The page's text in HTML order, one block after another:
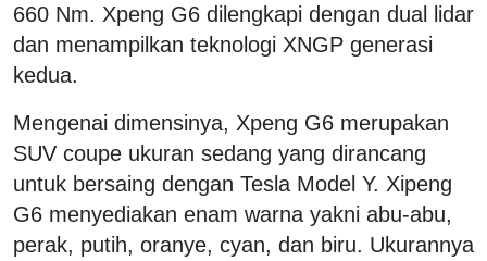
660 Nm. Xpeng G6 dilengkapi dengan dual lidar
dan menampilkan teknologi XNGP generasi
kedua.
Mengenai dimensinya, Xpeng G6 merupakan
SUV coupe ukuran sedang yang dirancang
untuk bersaing dengan Tesla Model Y. Xipeng
G6 menyediakan enam warna yakni abu-abu,
perak, putih, oranye, cyan, dan biru. Ukurannya